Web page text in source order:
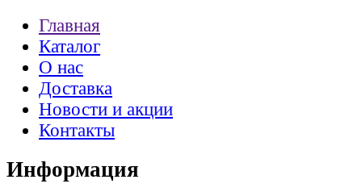
Главная
Каталог
О нас
Доставка
Новости и акции
Контакты
Информация